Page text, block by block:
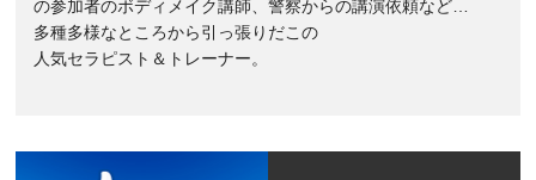
の参加者のボディメイク講師、警察からの講演依頼など…
多種多様なところから引っ張りだこの
人気セラピスト＆トレーナー。